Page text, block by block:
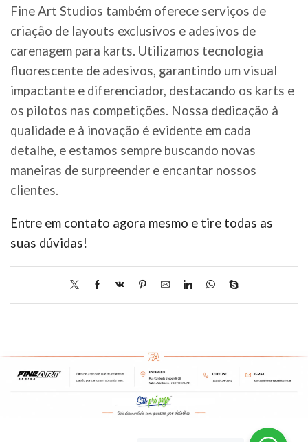
Fine Art Studios também oferece serviços de
criação de layouts exclusivos e adesivos de
carenagem para karts. Utilizamos tecnologia
fluorescente de adesivos, garantindo um visual
impactante e diferenciador, destacando os karts e
os pilotos nas competições. Nossa dedicação à
qualidade e à inovação é evidente em cada
detalhe, e estamos sempre buscando novas
maneiras de surpreender e encantar nossos
clientes.
Entre em contato agora mesmo e tire todas as
suas dúvidas!